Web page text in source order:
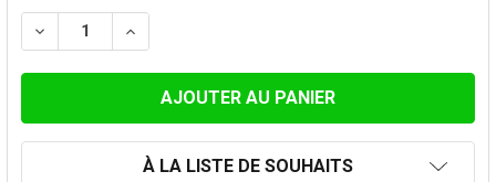
ACTUEL:
DIMINUER LA QUANTITÉ DE CHAPEAU ASPIRATEUR
AUGMENTER LA QUANTITÉ DE CHAPEAU
À LA LISTE DE SOUHAITS